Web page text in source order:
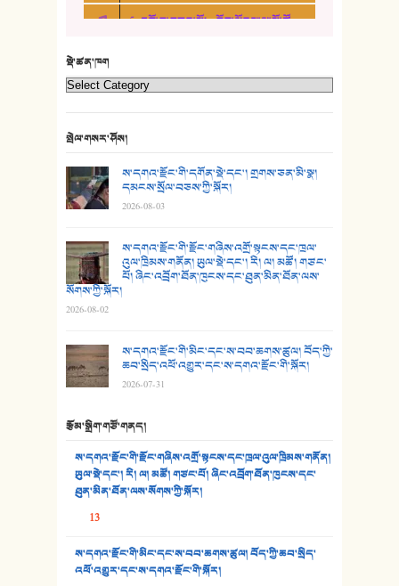
23. ཕོ་རྒོད་པོ།
25. མགྲོན་པོ།
26. ཨ་མའི་ཐང་ཁུག
27. ལྕེ་བདེ་ཞོལ་གྱི་པང་གདན།
28. སྟོད་གཞས། - ཕན་ཐོག
30. སི་ལིང་འབྲི་མོ། - ཕན་ཐོག
31. ཕ་ཡུལ་ཡར་ཀླུང་།
32. ཨ་མ།
33. འཛོམས་པའི་ལམ།
34. ཉི་མ་སེམས་ལ་ཞོག་དང་། - ཟླ་སྒྲོན།
36. ཟླ་གཞོན་སྙན་དབྱངས། - ཟླ་སྒྲོན།
5. འགྲོ་བ་བཟང་མོ། - བོད་ལྗོངས་ལྷ་མོ་ཚོགས་པ།
སྡེ་ཚན་ཁག
སྤེལ་གསར་ཤོས།
ས་དགའ་རྫོང་གི་དགོན་སྡེ་དང་། གྲགས་ཅན་མི་སྣ།
དམངས་སྲོལ་བཅས་ཀྱི་སྐོར།
2026-08-03
ས་དགའ་རྫོང་གི་རྫོང་གཞིས་འགྲོ་སྟངས་དང་ཁྲལ་
འུལ་ཁྲིམས་གནོན། ཡུལ་སྡེ་དང་། རི། ལ། མཚོ། གཙང་
པོ། ཞིང་འབྲོག་ཐོན་ཁུངས་དང་ཐུན་མིན་ཐོན་ལས་
སོགས་ཀྱི་སྐོར།
2026-08-02
ས་དགའ་རྫོང་གི་མིང་དང་ས་བབ་ཆགས་ཚུལ། བོད་ཀྱི་
ཆབ་སྲིད་འཕོ་འགྱུར་དང་ས་དགའ་རྫོང་གི་སྐོར།
2026-07-31
རྩོམ་སྒྲིག་གཙོ་གནད།
ས་དགའ་རྫོང་གི་རྫོང་གཞིས་འགྲོ་སྟངས་དང་ཁྲལ་འུལ་ཁྲིམས་གནོན།
ཡུལ་སྡེ་དང་། རི། ལ། མཚོ། གཙང་པོ། ཞིང་འབྲོག་ཐོན་ཁུངས་དང་
ཐུན་མིན་ཐོན་ལས་སོགས་ཀྱི་སྐོར།
13
ས་དགའ་རྫོང་གི་མིང་དང་ས་བབ་ཆགས་ཚུལ། བོད་ཀྱི་ཆབ་སྲིད་
འཕོ་འགྱུར་དང་ས་དགའ་རྫོང་གི་སྐོར།